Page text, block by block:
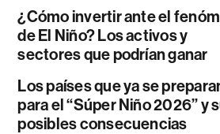
¿Cómo invertir ante el
de El Niño? Los activos y
sectores que podrían ganar
Los países que ya se
para el “Súper Niño 2026” y
posibles consecuencias